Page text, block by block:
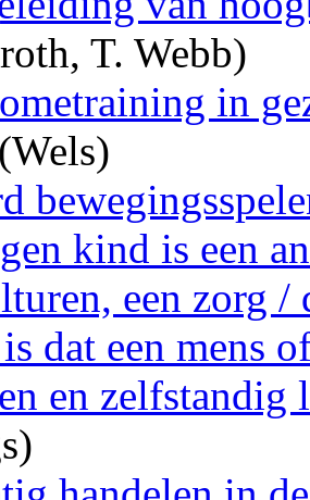
T. Webb)
in
(Wels)
kind is een
een zorg /
dat een mens
en zelfstandig